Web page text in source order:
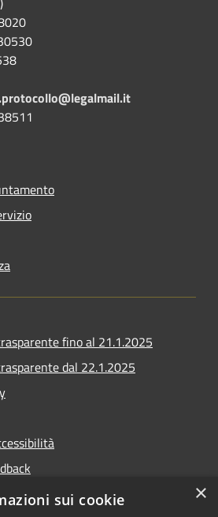
fino al 21.1.2025
dal 22.1.2025
×
sui cookie